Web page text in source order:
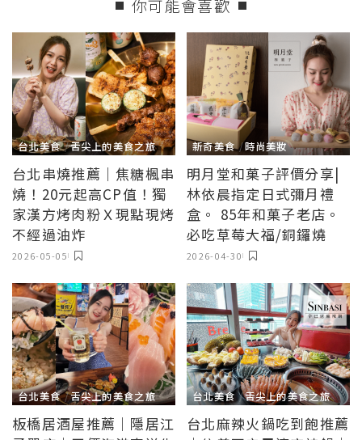
你可能會喜歡
台北美食 舌尖上的美食之旅
台北串燒推薦｜焦糖楓串
燒！20元起高CP值！獨
家漢方烤肉粉Ｘ現點現烤
不經過油炸
2026-05-05
新奇美食 時尚美妝
明月堂和菓子評價分享|
林依晨指定日式彌月禮
盒。 85年和菓子老店。
必吃草莓大福/銅鑼燒
2026-04-30
台北美食 舌尖上的美食之旅
板橋居酒屋推薦｜隱居江
台北美食 舌尖上的美食之旅
台北麻辣火鍋吃到飽推薦